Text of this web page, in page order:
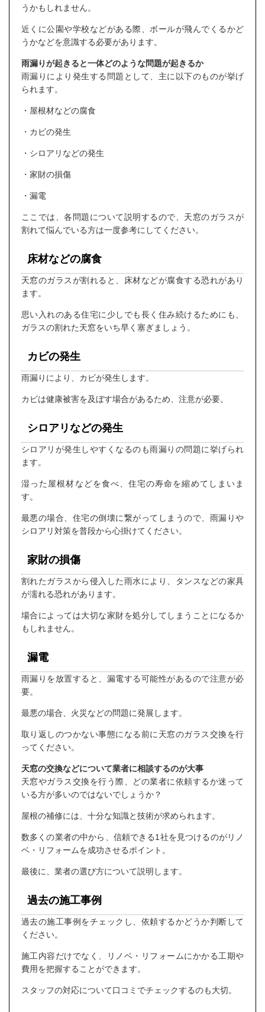
うかもしれません。
近くに公園や学校などがある際、ボールが飛んでくるかど
うかなどを意識する必要があります。
雨漏りが起きると一体どのような問題が起きるか
雨漏りにより発生する問題として、主に以下のものが挙げ
られます。
・屋根材などの腐食
・カビの発生
・シロアリなどの発生
・家財の損傷
・漏電
ここでは、各問題について説明するので、天窓のガラスが
割れて悩んでいる方は一度参考にしてください。
床材などの腐食
天窓のガラスが割れると、床材などが腐食する恐れがあり
ます。
思い入れのある住宅に少しでも長く住み続けるためにも、
ガラスの割れた天窓をいち早く塞ぎましょう。
カビの発生
雨漏りにより、カビが発生します。
カビは健康被害を及ぼす場合があるため、注意が必要。
シロアリなどの発生
シロアリが発生しやすくなるのも雨漏りの問題に挙げられ
ます。
湿った屋根材などを食べ、住宅の寿命を縮めてしまいま
す。
最悪の場合、住宅の倒壊に繋がってしまうので、雨漏りや
シロアリ対策を普段から心掛けてください。
家財の損傷
割れたガラスから侵入した雨水により、タンスなどの家具
が濡れる恐れがあります。
場合によっては大切な家財を処分してしまうことになるか
もしれません。
漏電
雨漏りを放置すると、漏電する可能性があるので注意が必
要。
最悪の場合、火災などの問題に発展します。
取り返しのつかない事態になる前に天窓のガラス交換を行
ってください。
天窓の交換などについて業者に相談するのが大事
天窓やガラス交換を行う際、どの業者に依頼するか迷って
いる方が多いのではないでしょうか？
屋根の補修には、十分な知識と技術が求められます。
数多くの業者の中から、信頼できる1社を見つけるのがリノ
ベ・リフォームを成功させるポイント。
最後に、業者の選び方について説明します。
過去の施工事例
過去の施工事例をチェックし、依頼するかどうか判断して
ください。
施工内容だけでなく、リノベ・リフォームにかかる工期や
費用を把握することができます。
スタッフの対応について口コミでチェックするのも大切。